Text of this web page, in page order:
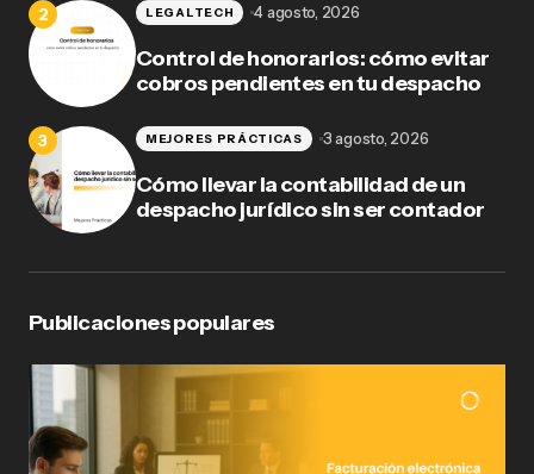
Control de honorarios: cómo evitar
cobros pendientes en tu despacho
LEGALTECH 4 agosto, 2026
Cómo llevar la contabilidad de un
despacho jurídico sin ser contador
MEJORES PRÁCTICAS 3 agosto, 2026
Publicaciones populares